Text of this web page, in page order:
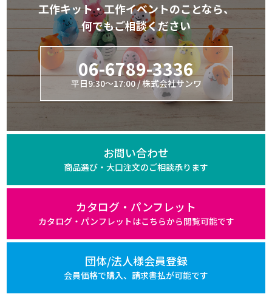
工作キット・工作イベントのことなら、
何でもご相談ください
06-6789-3336
平日9:30～17:00 / 株式会社サンワ
お問い合わせ
商品選び・大口注文のご相談承ります
カタログ・パンフレット
カタログ・パンフレットはこちらから閲覧可能です
団体/法人様会員登録
会員価格で購入、 請求書払が可能です